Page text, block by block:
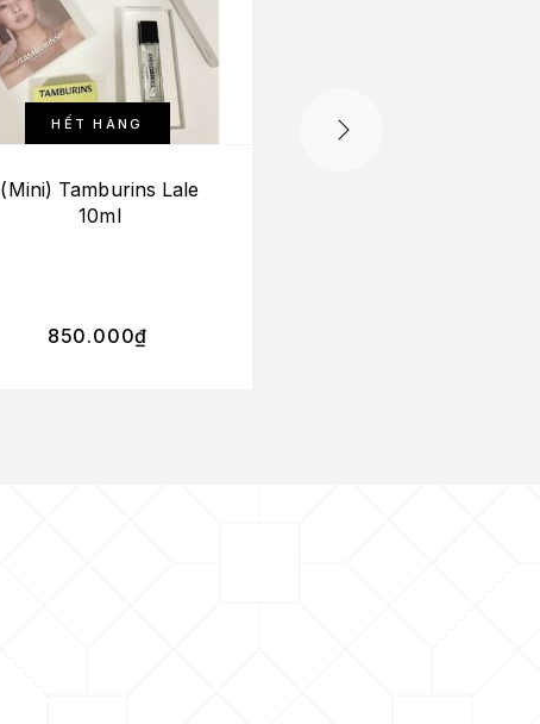
HẾT HÀNG
(Mini) Tamburins Lale
10ml
850.000₫